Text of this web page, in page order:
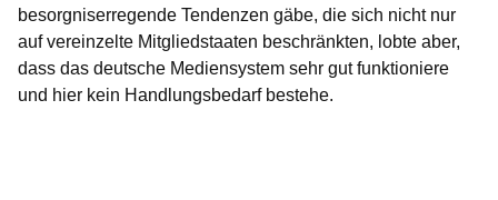
besorgniserregende Tendenzen gäbe, die sich nicht nur
auf vereinzelte Mitgliedstaaten beschränkten, lobte aber,
dass das deutsche Mediensystem sehr gut funktioniere
und hier kein Handlungsbedarf bestehe.